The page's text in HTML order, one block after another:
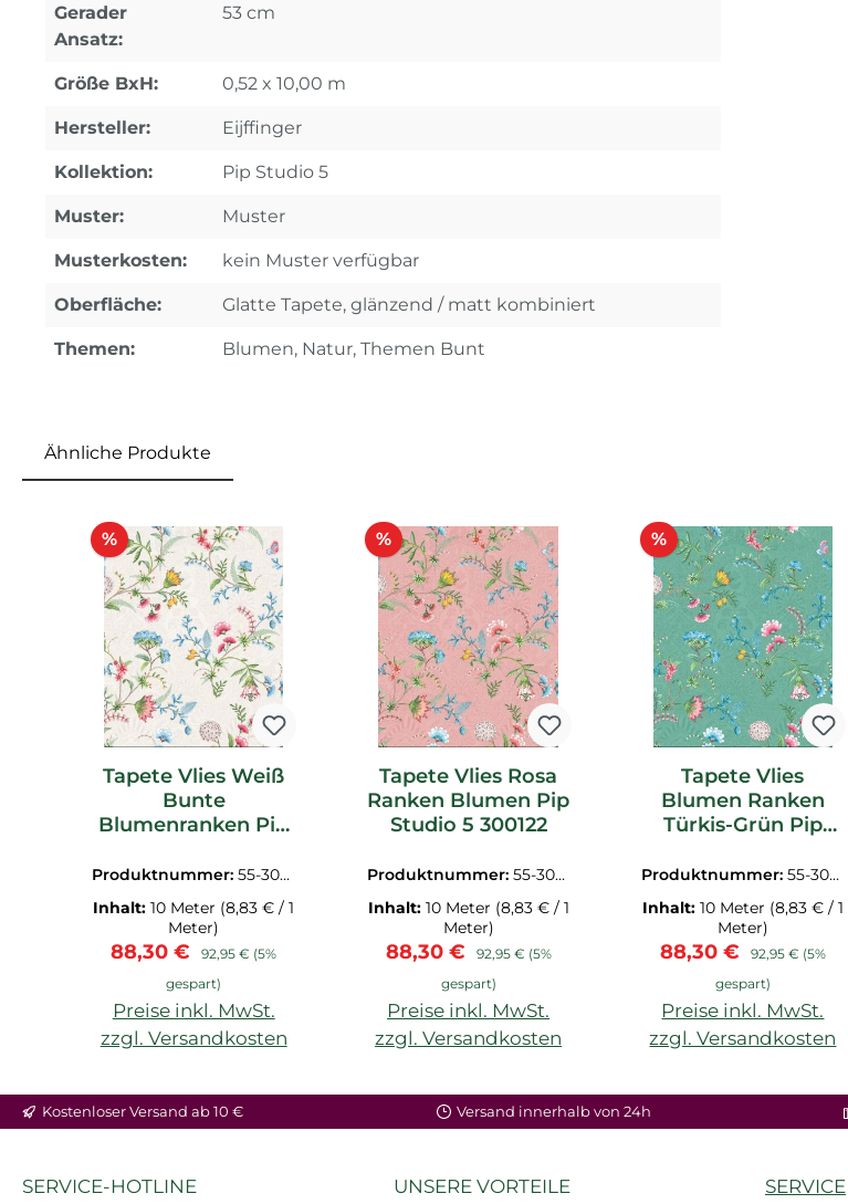
Gerader
Ansatz:
53 cm
Größe BxH: 0,52 x 10,00 m
Hersteller: Eijffinger
Kollektion: Pip Studio 5
Muster: Muster
Musterkosten: kein Muster verfügbar
Oberfläche: Glatte Tapete, glänzend / matt kombiniert
Themen: Blumen, Natur, Themen Bunt
Ähnliche Produkte
%Rabatt
Tapete Vlies Weiß
Bunte
Blumenranken Pip
Produktnummer:55-3001
Inhalt:10 Meter (8,83 € / 1
Meter)
Verkaufspreis:
88,30 € Regulärer Preis:
92,95 € (5%
gespart)
Preise inkl. MwSt.
zzgl. Versandkosten
%Rabatt
Tapete Vlies Rosa
Ranken Blumen Pip
Studio 5 300122
Produktnummer: 55-3001
Inhalt: 10 Meter (8,83 € / 1
Meter)
Verkaufspreis:
88,30 € Regulärer Preis:
92,95 € (5%
gespart)
Preise inkl. MwSt.
zzgl. Versandkosten
%Rabatt
Tapete Vlies
Blumen Ranken
Türkis-Grün Pip
Produktnummer: 55-3001
Inhalt: 10 Meter (8,83 € / 1
Meter)
Verkaufspreis:
88,30 € Regulärer Preis:
92,95 € (5%
gespart)
Preise inkl. MwSt.
zzgl. Versandkosten
Kostenloser Versand ab 10 € Versand innerhalb von 24h
SERVICE-HOTLINE UNSERE VORTEILE SERVICE